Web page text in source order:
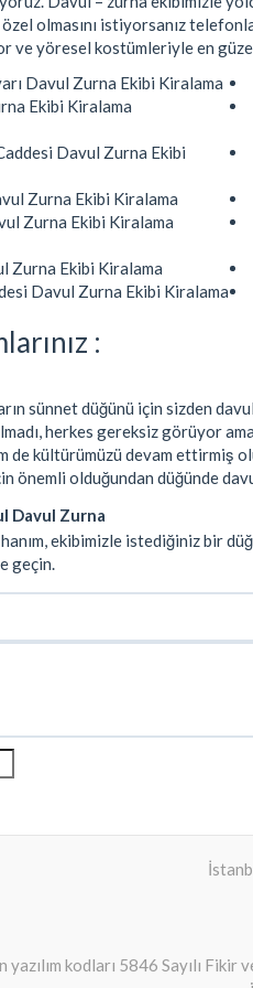
özel olmasını istiyorsanız
ve yöresel kostümleriyle en
Davul Zurna Ekibi Kiralama
Ekibi Kiralama
Davul Zurna Ekibi
Zurna Ekibi Kiralama
Zurna Ekibi Kiralama
Zurna Ekibi Kiralama
Davul Zurna Ekibi Kiralama
:
sünnet düğünü için sizden
herkes gereksiz görüyor
de kültürümüzü devam ettirmiş
önemli olduğundan düğünde
Davul Zurna
ekibimizle istediğiniz bir
geçin.
kodları 5846 Sayılı